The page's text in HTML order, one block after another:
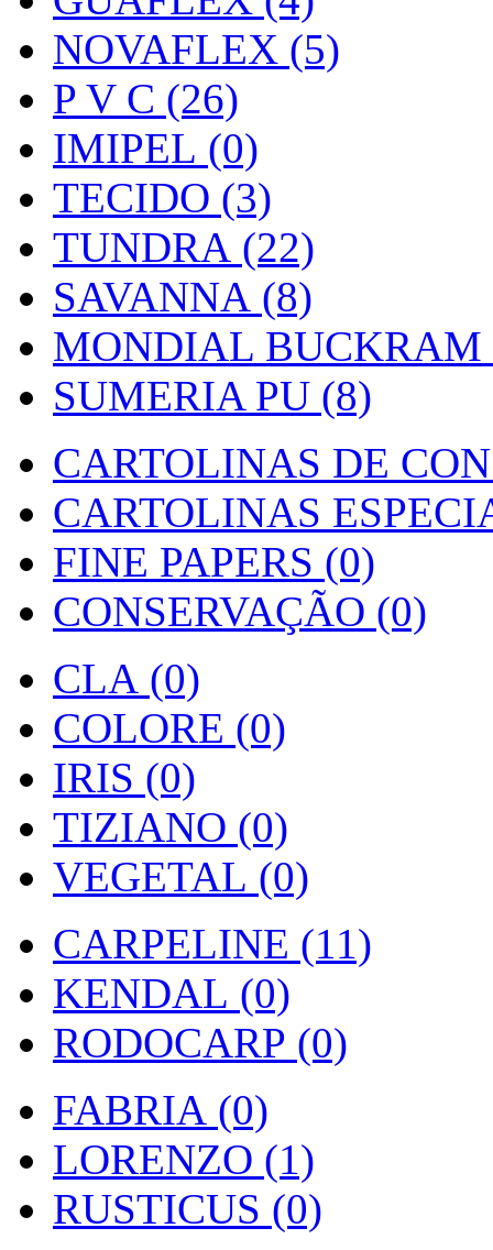
NOVAFLEX (5)
P V C (26)
IMIPEL (0)
TECIDO (3)
TUNDRA (22)
SAVANNA (8)
MONDIAL BUCKRAM
SUMERIA PU (8)
CARTOLINAS DE
CARTOLINAS
FINE PAPERS (0)
CONSERVAÇÃO (0)
CLA (0)
COLORE (0)
IRIS (0)
TIZIANO (0)
VEGETAL (0)
CARPELINE (11)
KENDAL (0)
RODOCARP (0)
FABRIA (0)
LORENZO (1)
RUSTICUS (0)